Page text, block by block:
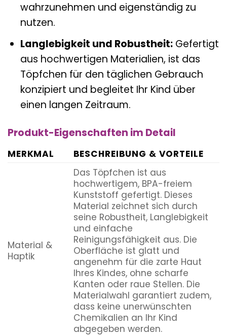
wahrzunehmen und eigenständig zu
nutzen.
Langlebigkeit und Robustheit:Gefertigt
aus hochwertigen Materialien, ist das
Töpfchen für den täglichen Gebrauch
konzipiert und begleitet Ihr Kind über
einen langen Zeitraum.
Produkt-Eigenschaften im Detail
MERKMAL BESCHREIBUNG & VORTEILE
Material &
Haptik
Das Töpfchen ist aus
hochwertigem, BPA-freiem
Kunststoff gefertigt. Dieses
Material zeichnet sich durch
seine Robustheit, Langlebigkeit
und einfache
Reinigungsfähigkeit aus. Die
Oberfläche ist glatt und
angenehm für die zarte Haut
Ihres Kindes, ohne scharfe
Kanten oder raue Stellen. Die
Materialwahl garantiert zudem,
dass keine unerwünschten
Chemikalien an Ihr Kind
abgegeben werden.